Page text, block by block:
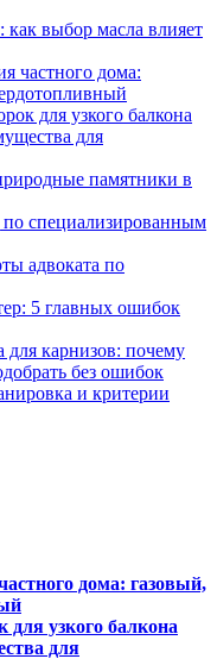
как выбор масла влияет
частного дома:
для узкого балкона
для
памятники в
специализированным
адвоката по
5 главных ошибок
для карнизов: почему
без ошибок
и критерии
дома: газовый,
узкого балкона
для